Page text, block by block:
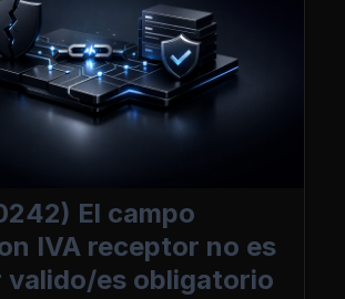
El campo
IVA receptor no es
valido/es obligatorio